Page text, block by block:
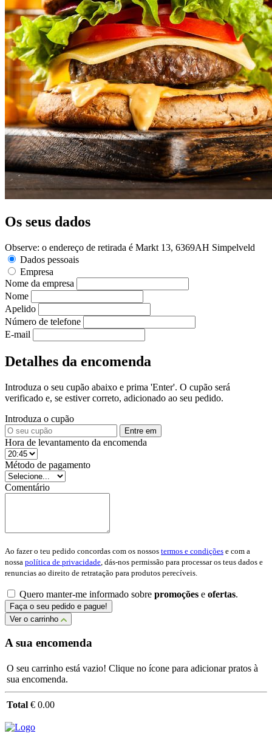
Os seus dados
Observe: o endereço de retirada é Markt 13, 6369AH Simpelveld
Dados pessoais
Empresa
Nome da empresa
Nome
Apelido
Número de telefone
E-mail
Detalhes da encomenda
Introduza o seu cupão abaixo e prima 'Enter'. O cupão será
verificado e, se estiver correto, adicionado ao seu pedido.
Introduza o cupão
Entre em
Hora de levantamento da encomenda
Método de pagamento
Comentário
Ao fazer o teu pedido concordas com os nossos termos e condições e com a
nossa política de privacidade , dás-nos permissão para processar os teus dados e
renuncias ao direito de retratação para produtos perecíveis.
Quero manter-me informado sobre promoções e ofertas.
Faça o seu pedido e pague!
Ver o carrinho
A sua encomenda
O seu carrinho está vazio! Clique no ícone para adicionar pratos à
sua encomenda.
Total € 0.00